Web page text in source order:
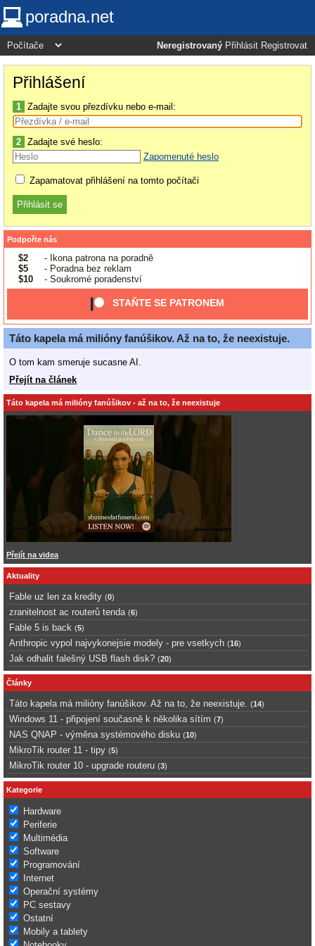
poradna.net
Neregistrovaný Přihlásit Registrovat
Přihlášení
1 Zadajte svou přezdívku nebo e-mail:
2 Zadajte své heslo:
Zapomenuté heslo
Zapamatovat přihlášení na tomto počítači
Podpořte nás
$2
- Ikona patrona na poradně
$5
- Poradna bez reklam
$10
- Soukromé poradenství
STAŇTE SE PATRONEM
Táto kapela má milióny fanúšikov. Až na to, že neexistuje.
O tom kam smeruje sucasne AI.
Přejít na článek
Táto kapela má milióny fanúšikov - až na to, že neexistuje
Přejít na videa
Aktuality
Fable uz len za kredity (0)
zranitelnost ac routerů tenda (6)
Fable 5 is back (5)
Anthropic vypol najvykonejsie modely - pre vsetkych (16)
Jak odhalit falešný USB flash disk? (20)
Články
Táto kapela má milióny fanúšikov. Až na to, že neexistuje. (14)
Windows 11 - připojení současně k několika sítím (7)
NAS QNAP - výměna systémového disku (10)
MikroTik router 11 - tipy (5)
MikroTik router 10 - upgrade routeru (3)
Kategorie
Hardware
Periferie
Multimédia
Software
Programování
Internet
Operační systémy
PC sestavy
Ostatní
Mobily a tablety